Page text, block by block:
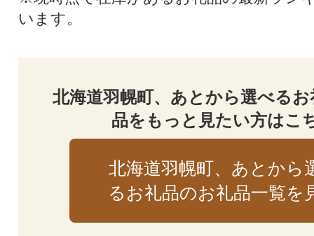
います。
北海道羽幌町、あとから選べる
品をもっと見たい方はこ
北海道羽幌町、あとから
るお礼品のお礼品一覧を